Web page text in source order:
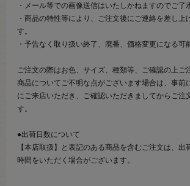
・メール等での画像送信はいたしかねますのでご了
・商品の特性等により、ご注文後にご連絡を差し上
す。
・予告なく取り扱い終了、廃番、価格変更になる可
ご注文の際はお色、サイズ、種類等、ご確認の上ご
商品についてご不明な点がございます場合は、事前
にご来店いただき、ご確認いただきましてからご注
す。
●出荷日数について
【本店取扱】と表記のある商品を含むご注文は、出
時間をいただく場合がございます。